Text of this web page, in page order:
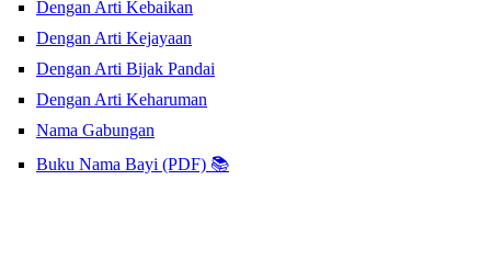
Dengan Arti Kebaikan
Dengan Arti Kejayaan
Dengan Arti Bijak Pandai
Dengan Arti Keharuman
Nama Gabungan
Buku Nama Bayi (PDF) 📚